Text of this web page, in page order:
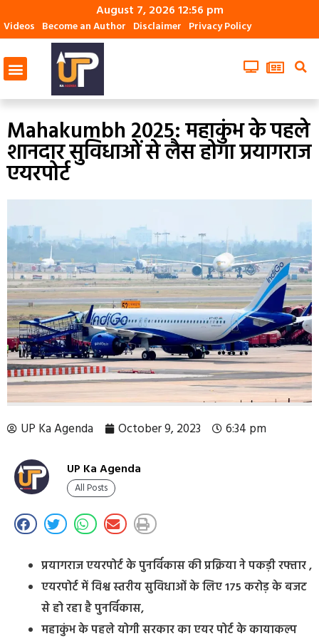
August 7, 2026 12:56 pm
Videos Become an Author Disclaimer Privacy Policy
Mahakumbh 2025: महाकुंभ के पहले
शानदार सुविधाओं से लैस होगा प्रयागराज
एयरपोर्ट
UP Ka Agenda October 9, 2023 6:34 pm
UP Ka Agenda
All Posts
प्रयागराज एयरपोर्ट के पुनर्विकास की प्रक्रिया ने पकड़ी रफ्तार ,
एयरपोर्ट में विश्व स्तरीय सुविधाओं के लिए 175 करोड़ के बजट
से हो रहा है पुनर्विकास,
महाकुंभ के पहले योगी सरकार का एयर पोर्ट के कायाकल्प